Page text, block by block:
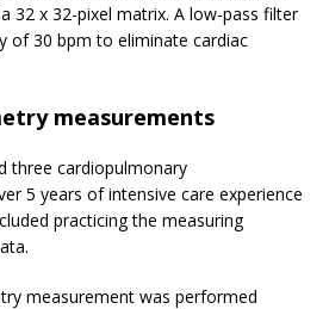
32 x 32-pixel matrix. A low-pass filter
of 30 bpm to eliminate cardiac
measurements
three cardiopulmonary
5 years of intensive care experience
practicing the measuring
measurement was performed